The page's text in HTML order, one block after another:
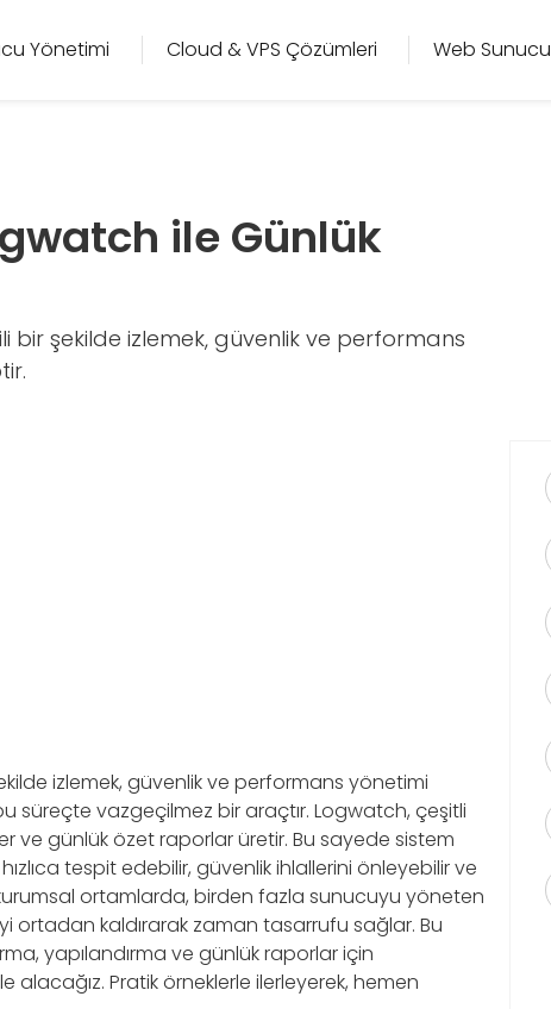
Yönetimi Cloud & VPS Çözümleri Web Sunucu
ile Günlük
bir şekilde izlemek, güvenlik ve performans
izlemek, güvenlik ve performans yönetimi
süreçte vazgeçilmez bir araçtır. Logwatch, çeşitli
ve günlük özet raporlar üretir. Bu sayede sistem
tespit edebilir, güvenlik ihlallerini önleyebilir ve
ortamlarda, birden fazla sunucuyu yöneten
ortadan kaldırarak zaman tasarrufu sağlar. Bu
yapılandırma ve günlük raporlar için
alacağız. Pratik örneklerle ilerleyerek, hemen